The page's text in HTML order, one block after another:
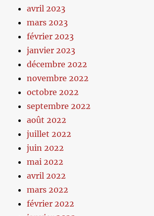
avril 2023
mars 2023
février 2023
janvier 2023
décembre 2022
novembre 2022
octobre 2022
septembre 2022
août 2022
juillet 2022
juin 2022
mai 2022
avril 2022
mars 2022
février 2022